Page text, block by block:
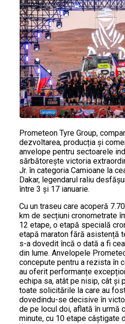
Prometeon Tyre Group,
dezvoltarea, producția și
anvelope pentru sectoarele
sărbătorește victoria
Jr. în categoria Camioane la
Dakar, legendarul raliu
între 3 și 17 ianuarie.
Cu un traseu care acoperă
km de secțiuni cronometrate
12 etape, o etapă specială
etapă maraton fără asistență
s-a dovedit încă o dată a fi
din lume. Anvelopele
concepute pentru a rezista în
au oferit performanțe
echipa sa, atât pe nisip, cât și
toate solicitările la care au
dovedindu-se decisive în
de pe locul doi, aflată în urmă
minute, cu 10 etape câștigate